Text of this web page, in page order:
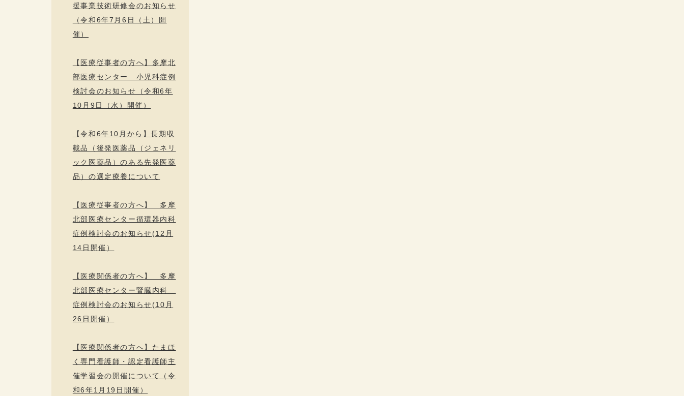
援事業技術研修会のお知らせ
（令和6年7月6日（土）開
催）
【医療従事者の方へ】多摩北
部医療センター 小児科症例
検討会のお知らせ（令和6年
10月9日（水）開催）
【令和6年10月から】長期収
載品（後発医薬品（ジェネリ
ック医薬品）のある先発医薬
品）の選定療養について
【医療従事者の方へ】 多摩
北部医療センター循環器内科
症例検討会のお知らせ(12月
14日開催）
【医療関係者の方へ】 多摩
北部医療センター腎臓内科
症例検討会のお知らせ(10月
26日開催）
【医療関係者の方へ】たまほ
く専門看護師・認定看護師主
催学習会の開催について（令
和6年1月19日開催）